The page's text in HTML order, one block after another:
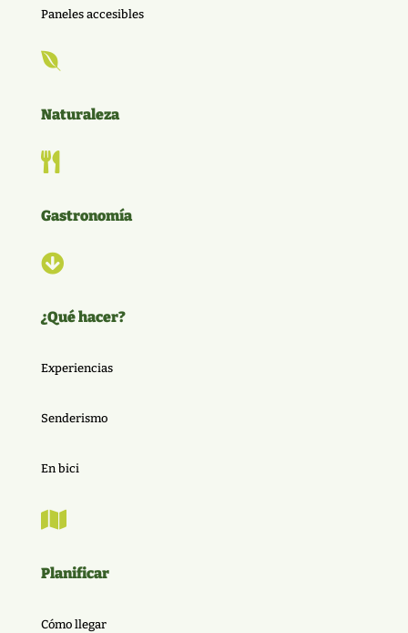
Paneles accesibles

Naturaleza

Gastronomía

¿Qué hacer?
Experiencias
Senderismo
En bici

Planificar
Cómo llegar